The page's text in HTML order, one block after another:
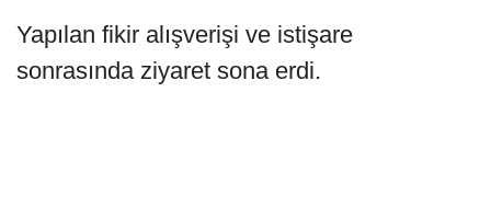
Yapılan fikir alışverişi ve istişare
sonrasında ziyaret sona erdi.